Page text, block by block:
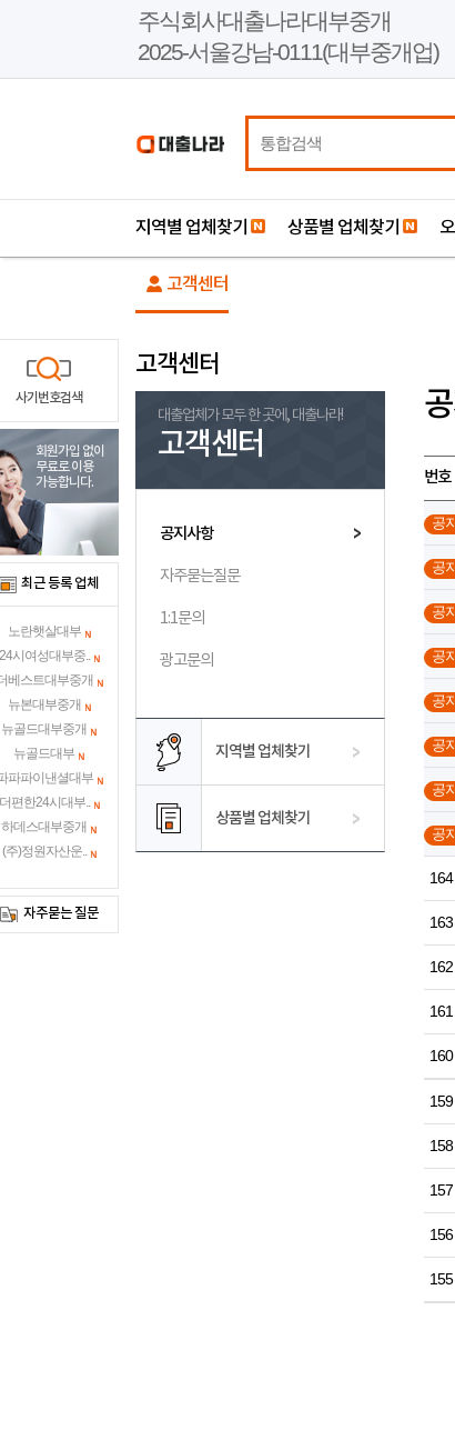
주식회사대출나라대부중개
2025-서울강남-0111(대부중개업)
지역별 업체찾기 상품별 업체찾기
고객센터
고객센터
대출업체가 모두 한 곳에, 대출나라!
고객센터
공지사항
자주묻는질문
1:1문의
광고문의
지역별 업체찾기
상품별 업체찾기
번호
공
공
공
공
공
공
공
공
164
163
162
161
160
159
158
157
156
155
사기번호검색
회원가입 없이
무료로 이용
가능합니다.
최근 등록 업체
노란햇살대부
시여성대부중..
베스트대부중개
뉴본대부중개
뉴골드대부중개
뉴골드대부
파파이낸셜대부
편한24시대부..
하데스대부중개
(주)정원자산운..
자주묻는 질문